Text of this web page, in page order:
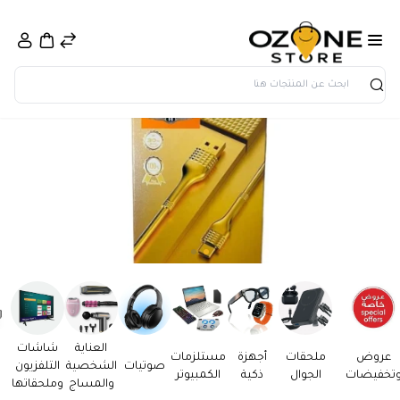
بحث
عروض
ملحقات
الجوال
أجهزة
ذكية
مستلزمات
الكمبيوتر
صوتيات
العناية
الشخصية
والمساج
شاشات
التلفزيون
وملحقاتها